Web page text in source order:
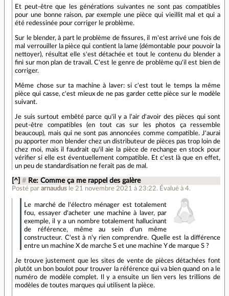
Et peut-être que les générations suivantes ne sont pas compatibles
pour une bonne raison, par exemple une pièce qui vieillit mal et qui a
été redessinée pour corriger le problème.
Sur le blender, à part le problème de fissures, il m'est arrivé une fois de
mal verrouiller la pièce qui contient la lame (démontable pour pouvoir la
nettoyer), résultat elle s'est détachée et tout le contenu du blender a
fini sur mon plan de travail. C'est le genre de problème qu'il est bien de
corriger.
Même chose sur ta machine à laver: si c'est tout le temps la même
pièce qui casse, c'est mieux de ne pas garder cette pièce sur le modèle
suivant.
Je suis surtout embêté parce qu'il y a l'air d'avoir des pièces qui sont
peut-être compatibles (en tout cas sur les photos ça ressemble
beaucoup), mais qui ne sont pas annoncées comme compatible. J'aurai
pu apporter mon blender chez un distributeur de pièces pas trop loin de
chez moi, mais il faudrait qu'il aie la pièce de rechange en stock pour
vérifier si elle est éventuellement compatible. Et c'est là que en effet,
un peu de standardisation ne ferait pas de mal.
[^] # Re: Comme ça me rappel des galère
Posté pararnaudus le 21 novembre 2021 à 23:22. Évalué à4.
Le marché de l'électro ménager est totalement
fou, essayer d'acheter une machine à laver, par
exemple, il y a un nombre totalement hallucinant
de référence, même au sein d'un même
constructeur. C'est à n'y rien comprendre. Quelle est la différence
entre un machine X de marche S et une machine Y de marque S ?
Je trouve justement que les sites de vente de pièces détachées font
plutôt un bon boulot pour trouver la référence qui va bien quand on a le
numéro de modèle complet. Il y a ensuite un lien vers les trillions de
modèles de toutes marques qui utilisent la pièce.